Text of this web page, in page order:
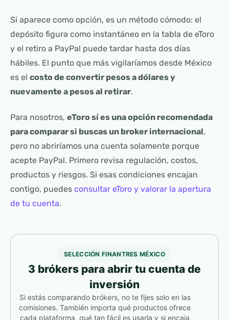
Si aparece como opción, es un método cómodo: el
depósito figura como instantáneo en la tabla de eToro
y el retiro a PayPal puede tardar hasta dos días
hábiles. El punto que más vigilaríamos desde México
es el costo de convertir pesos a dólares y
nuevamente a pesos al retirar.
Para nosotros, eToro sí es una opción recomendada
para comparar si buscas un broker internacional,
pero no abriríamos una cuenta solamente porque
acepte PayPal. Primero revisa regulación, costos,
productos y riesgos. Si esas condiciones encajan
contigo, puedes consultar eToro y valorar la apertura
de tu cuenta.
SELECCIÓN FINANTRES MÉXICO
3 brókers para abrir tu cuenta de
inversión
Si estás comparando brókers, no te fijes solo en las
comisiones. También importa qué productos ofrece
cada plataforma, qué tan fácil es usarla y si encaja